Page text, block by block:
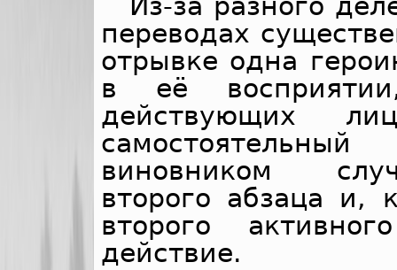
переводах
отрывке одна
в её
действующих
виновником
второго абзаца и,
второго
действие.